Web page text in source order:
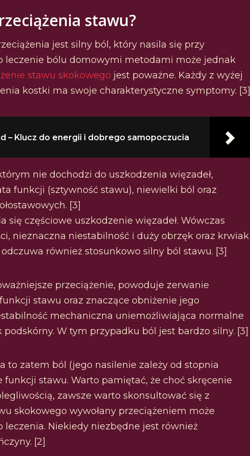
stawu?
jest silny ból, który nasila się przy
leczenie bólu domowymi metodami może jednak
stawu skokowego jest poważne. Każdy z wyżej
kostki ma swoje charakterystyczne symptomy. [3]
– Klucz do energii i dobrego samopoczucia
nie dochodzi do uszkodzenia więzadeł,
funkcji (sztywność stawu), niewielki ból oraz
[3]
się częściowe uszkodzenie więzadeł. Wówczas
nieznaczna niestabilność i duży obrzęk oraz krwiak
również stosunkowo silny ból stawu. [3]
przeciążenie, powoduje zerwanie
stawu oraz znaczące obniżenie jego
mechaniczna uniemożliwiająca normalne
W tym przypadku ból jest bardzo silny. [3]
to zatem ból (jego nasilenie zależy od stopnia
funkcji stawu. Warto pamiętać, że choć skręcenie
zawsze warto skonsultować się z
skokowego wywołany przeciążeniem może
leczenia. Niekiedy niezbędne jest również
[2]